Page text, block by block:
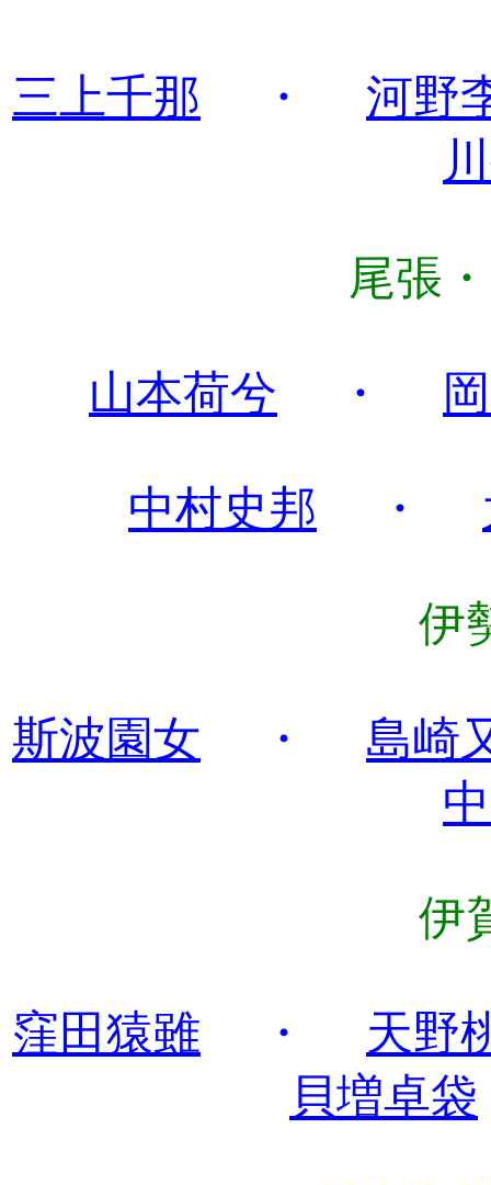
三上千那 ・ 河野
尾張
山本荷兮 ・
中村史邦 ・
伊
斯波園女 ・ 島崎
伊
窪田猿雖 ・ 天野
貝増卓袋